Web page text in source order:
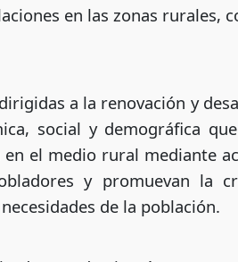
en las zonas
a la renovación y
social y demográfica
el medio rural mediante
y promuevan la
de la población.